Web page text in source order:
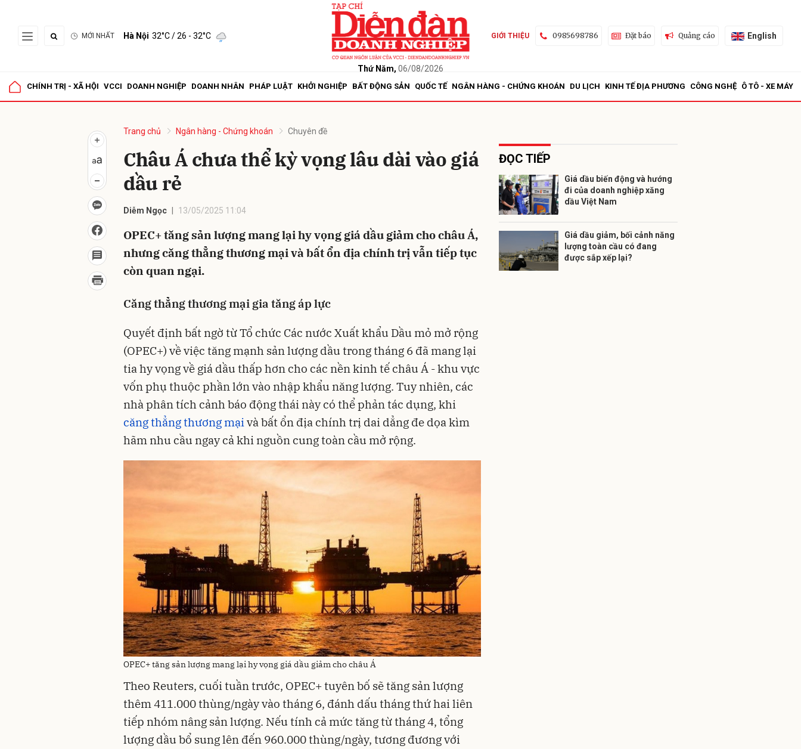
MỚI NHẤT Hà Nội 32°C/ 26 - 32°C
Thứ Năm, 06/08/2026
GIỚI THIỆU 0985698786 Đặt báo Quảng cáo English
CHÍNH TRỊ - XÃ HỘI VCCI DOANH NGHIỆP DOANH NHÂN PHÁP LUẬT KHỞI NGHIỆP BẤT ĐỘNG SẢN QUỐC TẾ NGÂN HÀNG - CHỨNG KHOÁN DU LỊCH KINH TẾ ĐỊA PHƯƠNG CÔNG NGHỆ Ô TÔ - XE MÁY
Trang chủ Ngân hàng - Chứng khoán Chuyên đề
Châu Á chưa thể kỳ vọng lâu dài vào giá
dầu rẻ
Diễm Ngọc 13/05/2025 11:04
OPEC+ tăng sản lượng mang lại hy vọng giá dầu giảm cho châu Á,
nhưng căng thẳng thương mại và bất ổn địa chính trị vẫn tiếp tục
còn quan ngại.
Căng thẳng thương mại gia tăng áp lực
Quyết định bất ngờ từ Tổ chức Các nước Xuất khẩu Dầu mỏ mở rộng
(OPEC+) về việc tăng mạnh sản lượng dầu trong tháng 6 đã mang lại
tia hy vọng về giá dầu thấp hơn cho các nền kinh tế châu Á - khu vực
vốn phụ thuộc phần lớn vào nhập khẩu năng lượng. Tuy nhiên, các
nhà phân tích cảnh báo động thái này có thể phản tác dụng, khi
căng thẳng thương mại và bất ổn địa chính trị dai dẳng đe dọa kìm
hãm nhu cầu ngay cả khi nguồn cung toàn cầu mở rộng.
OPEC+ tăng sản lượng mang lại hy vọng giá dầu giảm cho châu Á
Theo Reuters, cuối tuần trước, OPEC+ tuyên bố sẽ tăng sản lượng
thêm 411.000 thùng/ngày vào tháng 6, đánh dấu tháng thứ hai liên
tiếp nhóm nâng sản lượng. Nếu tính cả mức tăng từ tháng 4, tổng
lượng dầu bổ sung lên đến 960.000 thùng/ngày, tương đương với
ĐỌC TIẾP
Giá dầu biến động và hướng
đi của doanh nghiệp xăng
dầu Việt Nam
Giá dầu giảm, bối cảnh năng
lượng toàn cầu có đang
được sắp xếp lại?
Gửi